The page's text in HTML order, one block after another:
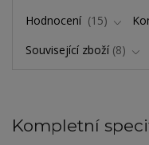
Hodnocení
15
Související zboží 8
Kompletní